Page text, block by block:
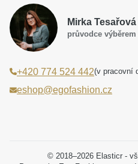
Dárková inspirace
Smaltované a korálkové šperky
Laboratorní diamanty jsou
Jak správně pečovat o šperky
Obchodní podmínky
Reklamační řád
Poučení o právu na odstoupení
Podmínky slev a akčních nabídek
Mirka Tesařová
průvodce výběrem
+420 774 524 442(v pracovní
eshop@egofashion.cz
© 2018–2026 Elasticr -